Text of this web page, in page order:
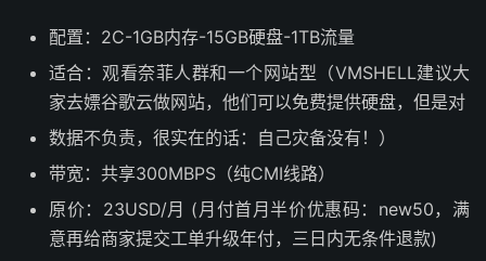
配置：2C-1GB内存-15GB硬盘-1TB流量
适合：观看奈菲人群和一个网站型（VMSHELL建议大
家去嫖谷歌云做网站，他们可以免费提供硬盘，但是对
数据不负责，很实在的话：自己灾备没有！）
带宽：共享300MBPS（纯CMI线路）
原价：23USD/月 (月付首月半价优惠码：new50，满
意再给商家提交工单升级年付，三日内无条件退款)